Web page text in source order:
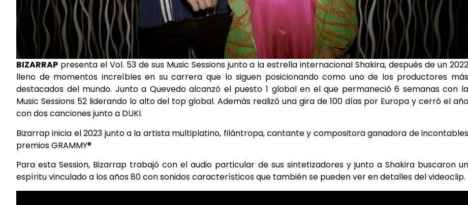
BIZARRAP presenta el Vol. 53 de sus Music Sessions junto a la estrella internacional Shakira, después de un 2022
lleno de momentos increíbles en su carrera que lo siguen posicionando como uno de los productores más
destacados del mundo. Junto a Quevedo alcanzó el puesto 1 global en el que permaneció 6 semanas con la
Music Sessions 52 liderando lo alto del top global. Además realizó una gira de 100 días por Europa y cerró el año
con dos canciones junto a DUKI.
Bizarrap inicia el 2023 junto a la artista multiplatino, filántropa, cantante y compositora ganadora de incontables
premios GRAMMY®
Para esta Session, Bizarrap trabajó con el audio particular de sus sintetizadores y junto a Shakira buscaron un
espíritu vinculado a los años 80 con sonidos característicos que también se pueden ver en detalles del videoclip.